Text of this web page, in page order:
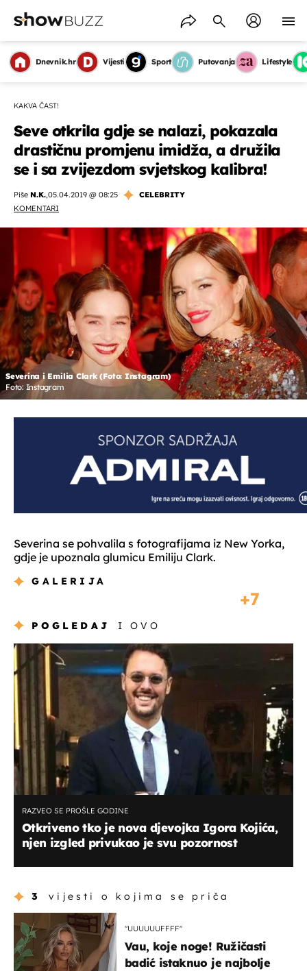
Dnevnik.hr Vijesti Sport Putovanja Lifestyle
KAKVA ČAST!
Seve otkrila gdje se nalazi, pokazala
drastičnu promjenu imidža, a družila
se i sa zvijezdom svjetskog kalibra!
Piše N.K.,05.04.2019 @ 08:25
CELEBRITY
KOMENTARI
Severina i Emilia Clark (Foto: Instagram)
Foto: Instagram
Severina se pohvalila s fotografijama iz New Yorka,
gdje je upoznala glumicu Emiliju Clark.
GALERIJA
7
POGLEDAJ I OVO
RAZVEO SE PROŠLE GODINE
Otkriveno tko je nova djevojka Igora Kojića,
njen izgled privukao je svu pozornost
3 vijesti o kojima se priča
"UUUUUUFFFF"
Vau, koje noge! Ružičasti
badić istaknuo je najbolje
OMOGUĆI OBAVIJESTI